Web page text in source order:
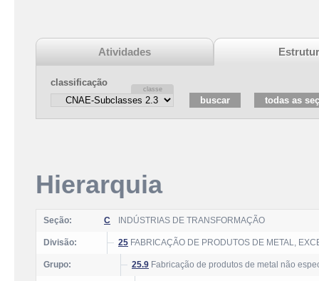
Atividades
classificação
Hierarquia
Seção: C INDÚSTRIAS DE TRANSFORMAÇÃO
Divisão: 25 FABRICAÇÃO DE PRODUTOS DE METAL,
Grupo: 25.9 Fabricação de produtos de metal não